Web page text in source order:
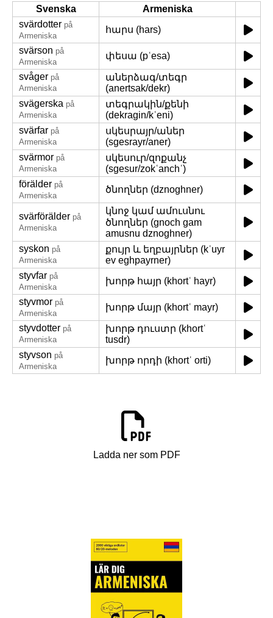
Svenska
Armeniska
svärdotter på
Armeniska
հարս (hars)
svärson på
Armeniska
փեսա (pʿesa)
svåger på
Armeniska
աներձագ/տեգր
(anertsak/dekr)
svägerska på
Armeniska
տեգրակին/քենի
(dekragin/kʿeni)
svärfar på
Armeniska
սկեսրայր/աներ
(sgesrayr/aner)
svärmor på
Armeniska
սկեսուր/զոքանչ
(sgesur/zokʿanchʿ)
förälder på
Armeniska
ծնողներ (dznoghner)
svärförälder på
Armeniska
կնոջ կամ ամուսնու
ծնողներ (gnoch gam
amusnu dznoghner)
syskon på
Armeniska
քույր և եղբայրներ (kʿuyr
ev eghpayrner)
styvfar på
Armeniska
խորթ հայր (khortʿ hayr)
styvmor på
Armeniska
խորթ մայր (khortʿ mayr)
styvdotter på
Armeniska
խորթ դուստր (khortʿ
tusdr)
styvson på
Armeniska
խորթ որդի (khortʿ orti)
Ladda ner som PDF